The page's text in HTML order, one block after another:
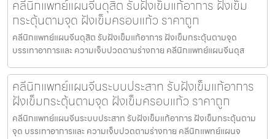
คลีนิกแพทย์แผนจีนดุสิต รับฝังเข็มแก้อาการ ฝังเข็ม
กระตุ้นตามจุด ฝังเข็มครอบแก้ว ราคาถูก
คลีนิกแพทย์แผนจีนดุสิต รับฝังเข็มแก้อาการ ฝังเข็มกระตุ้นตามจุด
บรรเทาอาการและ ความเจ็บปวดตามร่างกาย คลีนิกแพทย์แผนจีนดุส
คลีนิกแพทย์แผนจีนระบบประสาท รับฝังเข็มแก้อาการ
ฝังเข็มกระตุ้นตามจุด ฝังเข็มครอบแก้ว ราคาถูก
คลีนิกแพทย์แผนจีนระบบประสาท รับฝังเข็มแก้อาการ ฝังเข็มกระตุ้นตาม
จุด บรรเทาอาการและ ความเจ็บปวดตามร่างกาย คลีนิกแพทย์แผนจ